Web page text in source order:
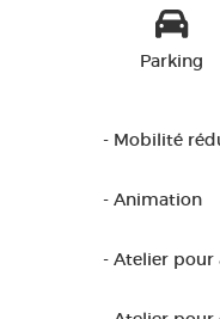
Parking
- Mobilité
- Animation
- Atelier pour